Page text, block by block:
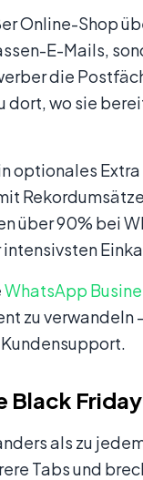
Online-Shop
E-Mails,
die
wo sie
optionales
über 90% bei
WhatsApp
zu
Black
als zu
Tabs und